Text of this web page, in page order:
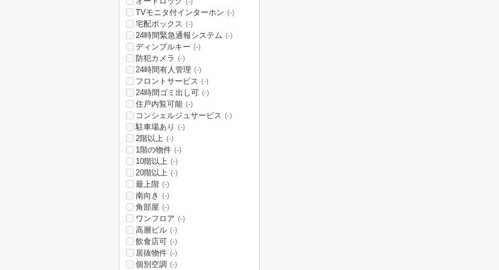
TVモニタ付インターホン (-)
宅配ボックス (-)
24時間緊急通報システム (-)
ディンプルキー (-)
防犯カメラ (-)
24時間有人管理 (-)
フロントサービス (-)
24時間ゴミ出し可 (-)
住戸内覧可能 (-)
コンシェルジュサービス (-)
駐車場あり (-)
2階以上 (-)
1階の物件 (-)
10階以上 (-)
20階以上 (-)
最上階 (-)
南向き (-)
角部屋 (-)
ワンフロア (-)
高層ビル (-)
飲食店可 (-)
居抜物件 (-)
個別空調 (-)